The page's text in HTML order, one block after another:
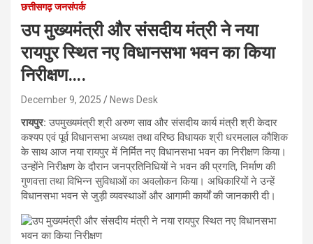
छत्तीसगढ़ जनसंपर्क
उप मुख्यमंत्री और संसदीय मंत्री ने नया
रायपुर स्थित नए विधानसभा भवन का किया
निरीक्षण….
December 9, 2025 News Desk
रायपुर:उपमुख्यमंत्री श्री अरुण साव और संसदीय कार्य मंत्री श्री केदार
कश्यप एवं पूर्व विधानसभा अध्यक्ष तथा वरिष्ठ विधायक श्री धरमलाल कौशिक
के साथ आज नया रायपुर में निर्मित नए विधानसभा भवन का निरीक्षण किया।
उन्होंने निरीक्षण के दौरान जनप्रतिनिधियों ने भवन की प्रगति, निर्माण की
गुणवत्ता तथा विभिन्न सुविधाओं का अवलोकन किया। अधिकारियों ने उन्हें
विधानसभा भवन से जुड़ी व्यवस्थाओं और आगामी कार्यों की जानकारी दी।